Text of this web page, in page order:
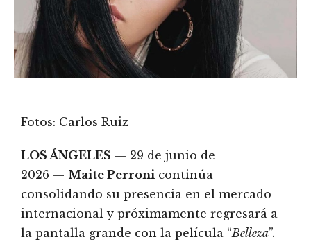
Fotos: Carlos Ruiz
LOS ÁNGELES — 29 de junio de
2026 — Maite Perroni continúa
consolidando su presencia en el mercado
internacional y próximamente regresará a
la pantalla grande con la película “Belleza”.